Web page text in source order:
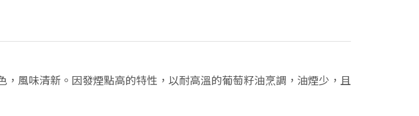
風味清新。因發煙點高的特性，以耐高溫的葡萄籽油烹調，油煙少，且